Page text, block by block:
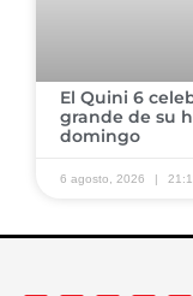
El Quini 6
grande de su
domingo
6 agosto, 2026